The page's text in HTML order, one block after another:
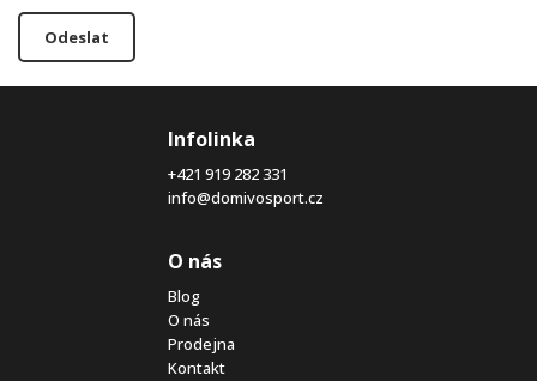
Odeslat
Infolinka
+421 919 282 331
info@domivosport.cz
O nás
Blog
O nás
Prodejna
Kontakt